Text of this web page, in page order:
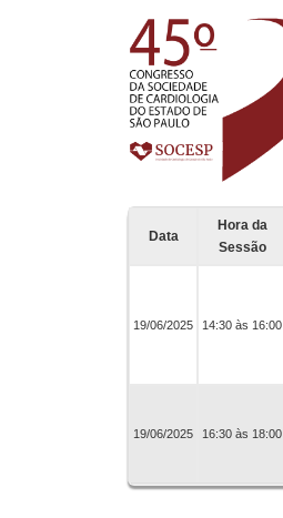
Data
Hora da
Sessão
19/06/2025 14:30 às 16:00
19/06/2025 16:30 às 18:00